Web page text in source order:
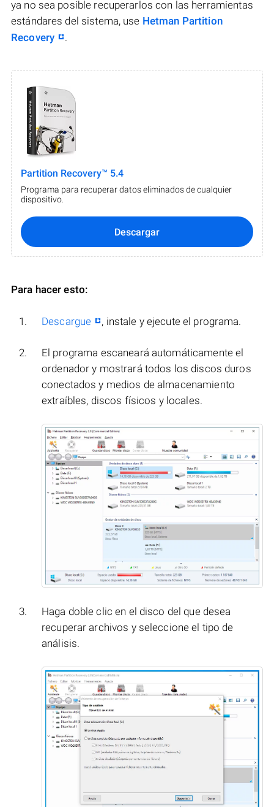
ya no sea posible recuperarlos con las herramientas
estándares del sistema, use Hetman Partition
Recovery
.
Partition Recovery™ 5.4
Programa para recuperar datos eliminados de cualquier
dispositivo.
Descargar
Para hacer esto:
Descargue , instale y ejecute el programa.
El programa escaneará automáticamente el
ordenador y mostrará todos los discos duros
conectados y medios de almacenamiento
extraíbles, discos físicos y locales.
Haga doble clic en el disco del que desea
recuperar archivos y seleccione el tipo de
análisis.